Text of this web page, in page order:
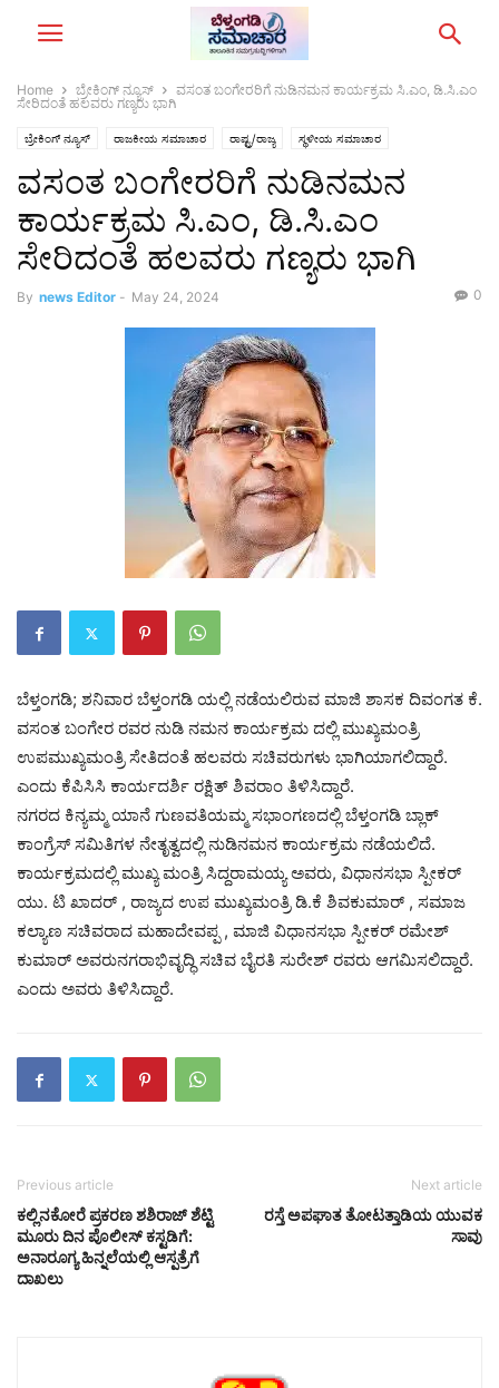
Home ಬ್ರೇಕಿಂಗ್‌ ನ್ಯೂಸ್
ವಸಂತ ಬಂಗೇರರಿಗೆ ನುಡಿನಮನ ಕಾರ್ಯಕ್ರಮ ಸಿ.ಎಂ, ಡಿ.ಸಿ.ಎಂ
ಸೇರಿದಂತೆ ಹಲವರು ಗಣ್ಯರು ಭಾಗಿ
ಬ್ರೇಕಿಂಗ್‌ ನ್ಯೂಸ್ ರಾಜಕೀಯ ಸಮಾಚಾರ ರಾಷ್ಟ್ರ/ರಾಜ್ಯ ಸ್ಥಳೀಯ ಸಮಾಚಾರ
ವಸಂತ ಬಂಗೇರರಿಗೆ ನುಡಿನಮನ
ಕಾರ್ಯಕ್ರಮ ಸಿ.ಎಂ, ಡಿ.ಸಿ.ಎಂ
ಸೇರಿದಂತೆ ಹಲವರು ಗಣ್ಯರು ಭಾಗಿ
By news Editor - May 24, 2024 0
ಬೆಳ್ತಂಗಡಿ; ಶನಿವಾರ ಬೆಳ್ತಂಗಡಿ ಯಲ್ಲಿ ನಡೆಯಲಿರುವ ಮಾಜಿ ಶಾಸಕ ದಿವಂಗತ ಕೆ.
ವಸಂತ ಬಂಗೇರ ರವರ ನುಡಿ ನಮನ ಕಾರ್ಯಕ್ರಮ ದಲ್ಲಿ ಮುಖ್ಯಮಂತ್ರಿ
ಉಪಮುಖ್ಯಮಂತ್ರಿ ಸೇತಿದಂತೆ ಹಲವರು ಸಚಿವರುಗಳು ಭಾಗಿಯಾಗಲಿದ್ದಾರೆ.
ಎಂದು ಕೆಪಿಸಿಸಿ ಕಾರ್ಯದರ್ಶಿ ರಕ್ಷಿತ್ ಶಿವರಾಂ ತಿಳಿಸಿದ್ದಾರೆ.
ನಗರದ ಕಿನ್ಯಮ್ಮ ಯಾನೆ ಗುಣವತಿಯಮ್ಮ ಸಭಾಂಗಣದಲ್ಲಿ ಬೆಳ್ತಂಗಡಿ ಬ್ಲಾಕ್
ಕಾಂಗ್ರೆಸ್ ಸಮಿತಿಗಳ‌ ನೇತೃತ್ವದಲ್ಲಿ ನುಡಿನಮನ‌ ಕಾರ್ಯಕ್ರಮ ನಡೆಯಲಿದೆ.
ಕಾರ್ಯಕ್ರಮದಲ್ಲಿ ಮುಖ್ಯ ಮಂತ್ರಿ ಸಿದ್ದರಾಮಯ್ಯ ಅವರು, ವಿಧಾನಸಭಾ ಸ್ಪೀಕರ್
ಯು. ಟಿ ಖಾದರ್ , ರಾಜ್ಯದ ಉಪ ಮುಖ್ಯಮಂತ್ರಿ ಡಿ.ಕೆ ಶಿವಕುಮಾರ್ , ಸಮಾಜ
ಕಲ್ಯಾಣ ಸಚಿವರಾದ ಮಹಾದೇವಪ್ಪ , ಮಾಜಿ ವಿಧಾನಸಭಾ ಸ್ಪೀಕರ್ ರಮೇಶ್
ಕುಮಾರ್ ಅವರುನಗರಾಭಿವೃದ್ಧಿ ಸಚಿವ ಬೈರತಿ ಸುರೇಶ್ ರವರು ಆಗಮಿಸಲಿದ್ದಾರೆ.
ಎಂದು ಅವರು ತಿಳಿಸಿದ್ದಾರೆ.
Previous article
ಕಲ್ಲಿನಕೋರೆ ಪ್ರಕರಣ ಶಶಿರಾಜ್ ಶೆಟ್ಟಿ
ಮೂರು ದಿನ ಪೊಲೀಸ್ ಕಸ್ಟಡಿಗೆ:
ಅನಾರೂಗ್ಯ ಹಿನ್ನಲೆಯಲ್ಲಿ ಆಸ್ಪತ್ರೆಗೆ
ದಾಖಲು
Next article
ರಸ್ತೆ ಅಪಘಾತ ತೋಟತ್ತಾಡಿಯ ಯುವಕ
ಸಾವು